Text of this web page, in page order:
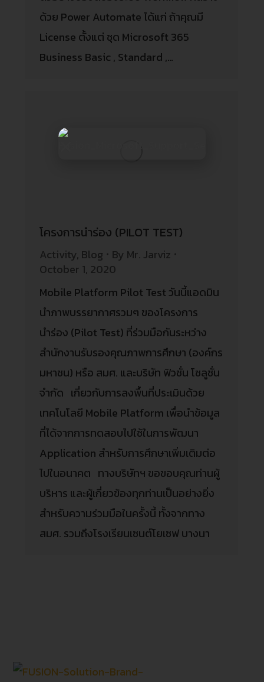
ด้วย Power Automate ได้แก่ ถ้าคุณมี
License ตั้งแต่ ชุด Microsoft 365
Business Basic , Standard ,…
โครงการนำร่อง (PILOT TEST)
Activity, Blog By Mr. Jarviz
October 1, 2020
Mobile Platform Pilot Test วันนี้แอดมิน
นำภาพบรรยากาศรวมๆ ของโครงการ
นำร่อง (Pilot Test) ที่ร่วมมือกันระหว่าง
สำนักงานรับรองคุณภาพการศึกษา (องค์กร
มหาชน) หรือ สมศ. และบริษัท ฟิวชั่น โซลูชั่น
จำกัด เกี่ยวกับการลงพื้นที่ประเมินด้วย
เทคโนโลยี Mobile Platform เพื่อนำข้อมูล
ที่ได้จากการทดสอบไปใช้ในการพัฒนา
Application สำหรับการศึกษาเพิ่มเติมต่อ
ไปในอนาคต ทางบริษัทฯ ขอขอบคุณท่านผู้
บริหาร และผู้เกี่ยวข้องทุกท่านเป็นอย่างยิ่ง
สำหรับความร่วมมือในครั้งนี้ ทั้งจากทาง
สมศ. รวมถึงโรงเรียนเซนต์โยเซฟ บางนา